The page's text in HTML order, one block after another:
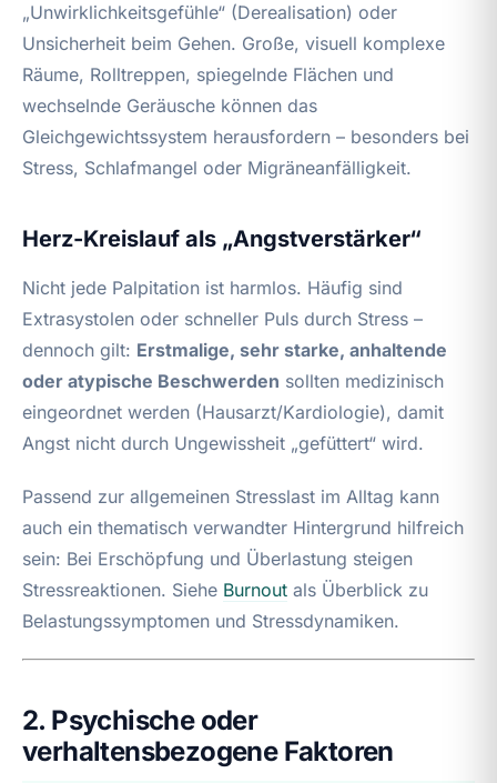
„Unwirklichkeitsgefühle“ (Derealisation) oder
Unsicherheit beim Gehen. Große, visuell komplexe
Räume, Rolltreppen, spiegelnde Flächen und
wechselnde Geräusche können das
Gleichgewichtssystem herausfordern – besonders bei
Stress, Schlafmangel oder Migräneanfälligkeit.
Herz-Kreislauf als „Angstverstärker“
Nicht jede Palpitation ist harmlos. Häufig sind
Extrasystolen oder schneller Puls durch Stress –
dennoch gilt: Erstmalige, sehr starke, anhaltende
oder atypische Beschwerden sollten medizinisch
eingeordnet werden (Hausarzt/Kardiologie), damit
Angst nicht durch Ungewissheit „gefüttert“ wird.
Passend zur allgemeinen Stresslast im Alltag kann
auch ein thematisch verwandter Hintergrund hilfreich
sein: Bei Erschöpfung und Überlastung steigen
Stressreaktionen. Siehe Burnout als Überblick zu
Belastungssymptomen und Stressdynamiken.
2. Psychische oder
verhaltensbezogene Faktoren